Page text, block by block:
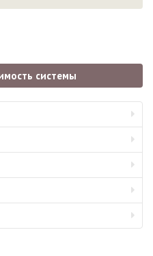
системы